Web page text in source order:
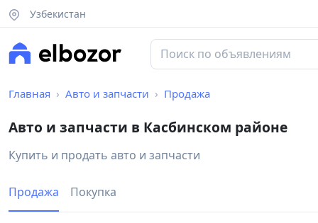
Узбекистан
Главная Авто и запчасти Продажа
Авто и запчасти в Касбинском районе
Купить и продать авто и запчасти
Продажа Покупка